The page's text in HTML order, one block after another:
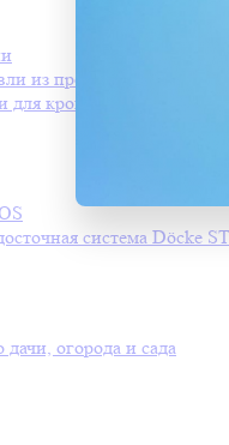
из профнастила
для кровли Покрофф
система Döcke
дачи, огорода и сада